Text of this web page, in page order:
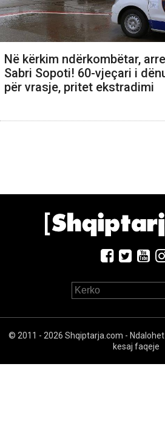
Në kërkim ndërkombëtar,
Sabri Sopoti! 60-vjeçari i
për vrasje, pritet ekstradimi
© 2011 - 2026 Shqiptarja.com -
kesaj faqeje